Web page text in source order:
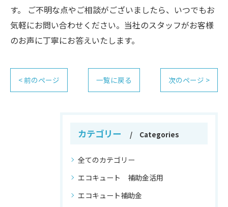
す。 ご不明な点やご相談がございましたら、いつでもお
気軽にお問い合わせください。当社のスタッフがお客様
のお声に丁寧にお答えいたします。
< 前のページ 一覧に戻る 次のページ >
カテゴリー Categories
全てのカテゴリー
エコキュート 補助金活用
エコキュート補助金